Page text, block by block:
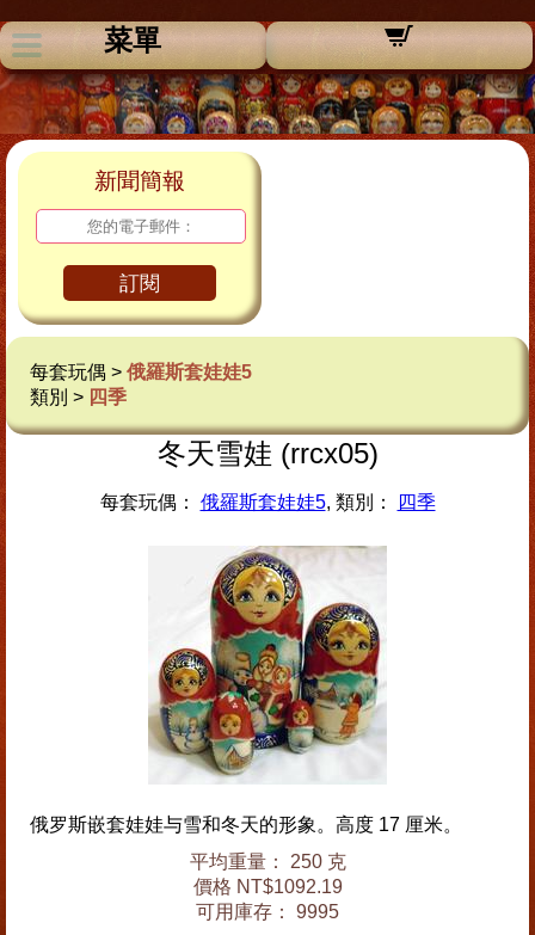
菜單
新聞簡報
訂閱
每套玩偶 > 俄羅斯套娃娃5
類別 > 四季
冬天雪娃 (rrcx05)
每套玩偶： 俄羅斯套娃娃5, 類別： 四季
俄罗斯嵌套娃娃与雪和冬天的形象。高度 17 厘米。
平均重量： 250 克
價格 NT$1092.19
可用庫存： 9995